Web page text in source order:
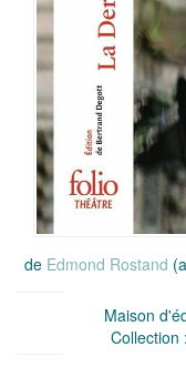
de Edmond Rostand
Maison
Collection :